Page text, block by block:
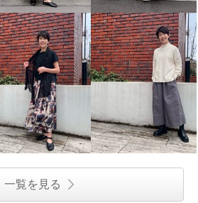
一覧を見る